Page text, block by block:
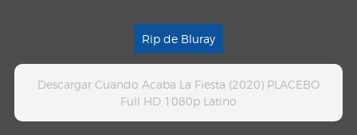
Rip de Bluray
Descargar Cuando Acaba La Fiesta (2020) PLACEBO
Full HD 1080p Latino